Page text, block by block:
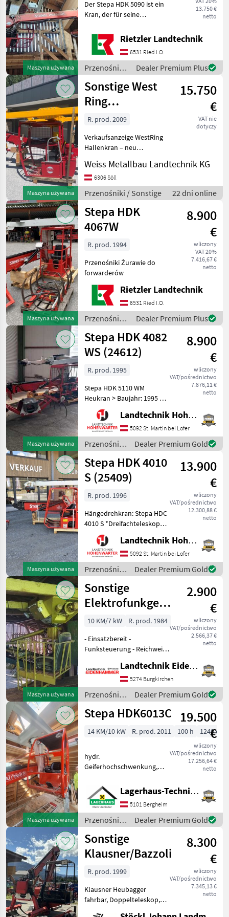
Maszyna używana
13.750 €
netto
Der Stepa HDK 5090 ist ein
Kran, der für seine
Leistungsfähigkeit bekannt
ist. Dieses spezielle Modell
aus dem Baujahr 2009
bietet eine solide Ko
Rietzler Landtechnik
6531 Ried I.O.
Przenośniki
/ Stepa
Dealer Premium Plus
Maszyna używana
Sonstige West
Ring
CHK300/75S
15.750
€
VAT nie
dotyczy
R. prod. 2009
Verkaufsanzeige WestRing
Hallenkran – neu
Zum Verkauf steht ein neu
restaurierter Hallenkran
von WestRing in sehr gutem
technischen u
Weiss Metallbau Landtechnik KG
6306 Söll
Przenośniki / Sonstige 22 dni online
Maszyna używana
Stepa HDK
4067W
8.900
€
wliczony
VAT 20%
7.416,67 €
netto
R. prod. 1994
Przenośniki Żurawie do
forwarderów
Rietzler Landtechnik
6531 Ried I.O.
Przenośniki
/ Stepa
Dealer Premium Plus
Maszyna używana
Stepa HDK 4082
WS (24612)
8.900
€
wliczony
VAT/pośrednictwo
7.876,11 €
netto
R. prod. 1995
Stepa HDK 5110 WM
Heukran > Baujahr: 1995 >
Spurweite: 2 m > Teleskop:
2-fach Teleskop >
Reichweite: 8, 2 m >
Windengreifzug > Greifer:
Heugreifer 100 cm > 4 Stück
S
Landtechnik Hohenwarter GmbH
5092 St. Martin bei Lofer
Przenośniki
/ Stepa
Dealer Premium Gold
Maszyna używana
Stepa HDK 4010
S (25409)
13.900
€
wliczony
VAT/pośrednictwo
12.300,88 €
netto
R. prod. 1996
Hängedrehkran: Stepa HDC
4010 S *Dreifachteleskop
Reichweite 9, 90m
*Spurbreite 2, 50m
*Endlosschwenkwerk
*Schoppeinrichtung /
Greiferhochstellung
*Greifzange Nachst
Landtechnik Hohenwarter GmbH
5092 St. Martin bei Lofer
Przenośniki
/ Stepa
Dealer Premium Gold
Maszyna używana
Sonstige
Elektrofunkgesteuerter
Hängeheukran
2.900
€
wliczony
VAT/pośrednictwo
2.566,37 €
netto
10 KM/7 kW
R. prod. 1984
- Einsatzbereit -
Funksteuerung - Reichweite
jederzeit möglich
Przenośniki Żurawie do
forwarderów
Landtechnik Eidenhammer GmbH
5274 Burgkirchen
Przenośniki
/ Sonstige
Dealer Premium Gold
Maszyna używana
Stepa HDK6013C
19.500
€
wliczony
VAT/pośrednictwo
17.256,64 €
netto
14 KM/10 kW R. prod. 2011 100 h 1240 cm
hydr.
Geiferhochschwenkung,
ohne Schienen und ohne
Schleifleitung, Reichweite:
12, 4m, Ölkühler, Guter
Zustand, Verfügbar ab ca.
August/Sept
Lagerhaus-Technik, Kundenmaschinen
5101 Bergheim
Przenośniki
/ Stepa
Dealer Premium Gold
Sonstige
Klausner/Bazzoli
8.300
€
wliczony
VAT/pośrednictwo
7.345,13 €
netto
R. prod. 1999
Klausner Heubagger
fahrbar, Doppelteleskop,